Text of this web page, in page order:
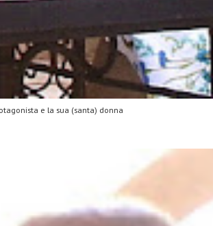
e la sua (santa) donna